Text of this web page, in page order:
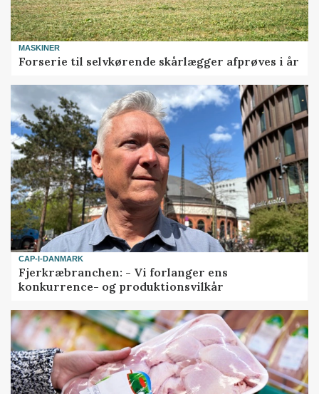
MASKINER
Forserie til selvkørende skårlægger afprøves i år
CAP-I-DANMARK
Fjerkræbranchen: - Vi forlanger ens
konkurrence- og produktionsvilkår